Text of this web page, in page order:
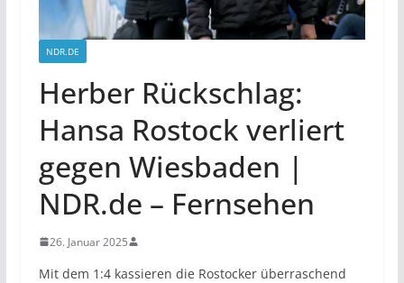
NDR.DE
Herber Rückschlag:
Hansa Rostock verliert
gegen Wiesbaden |
NDR.de – Fernsehen
26. Januar 2025
Mit dem 1:4 kassieren die Rostocker überraschend